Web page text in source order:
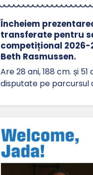
Încheiem
transferate pentru
competițional 2026-
Beth Rasmussen.
Are 28 ani, 188 cm. și
disputate pe parcursul